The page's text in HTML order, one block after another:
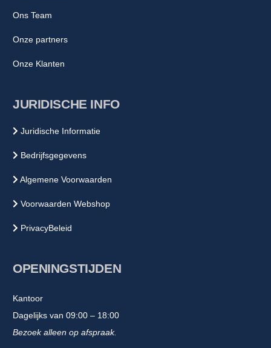
Ons Team
Onze partners
Onze Klanten
JURIDISCHE INFO
Juridische Informatie
Bedrijfsgegevens
Algemene Voorwaarden
Voorwaarden Webshop
PrivacyBeleid
OPENINGSTIJDEN
Kantoor
Dagelijks van 09:00 – 18:00
Bezoek alleen op afspraak.